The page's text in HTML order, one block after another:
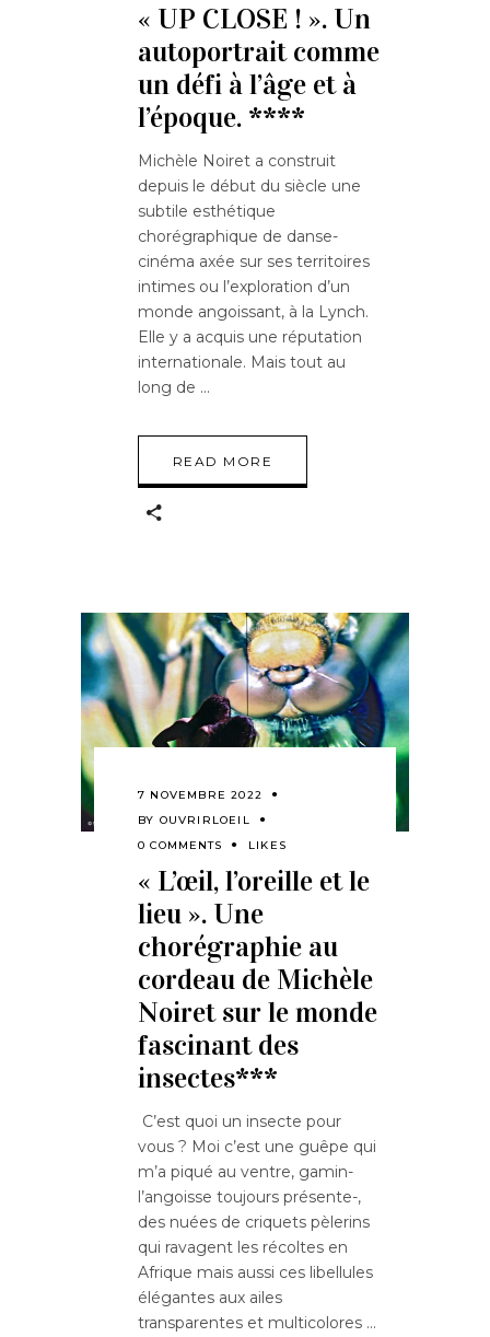
« UP CLOSE ! ». Un
autoportrait comme
un défi à l’âge et à
l’époque. ****
Michèle Noiret a construit
depuis le début du siècle une
subtile esthétique
chorégraphique de danse-
cinéma axée sur ses territoires
intimes ou l’exploration d’un
monde angoissant, à la Lynch.
Elle y a acquis une réputation
internationale. Mais tout au
long de
READ MORE
7 NOVEMBRE 2022
BY OUVRIRLOEIL
0 COMMENTS
LIKES
« L’œil, l’oreille et le
lieu ». Une
chorégraphie au
cordeau de Michèle
Noiret sur le monde
fascinant des
insectes***
C’est quoi un insecte pour
vous ? Moi c’est une guêpe qui
m’a piqué au ventre, gamin-
l’angoisse toujours présente-,
des nuées de criquets pèlerins
qui ravagent les récoltes en
Afrique mais aussi ces libellules
élégantes aux ailes
transparentes et multicolores